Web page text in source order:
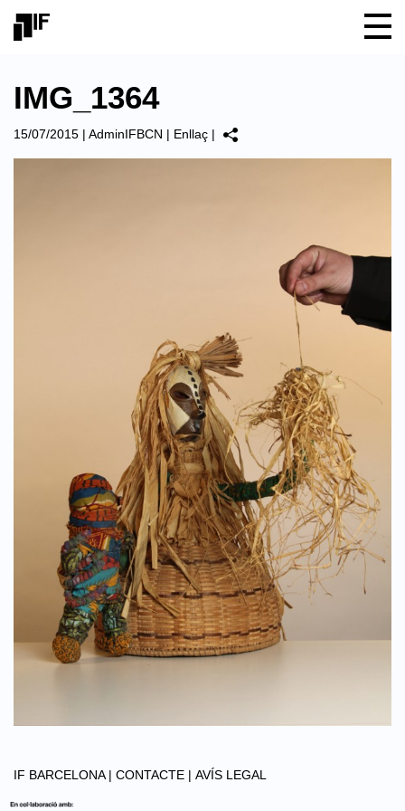
IMG_1364
15/07/2015 | AdminIFBCN | Enllaç |
IF BARCELONA | CONTACTE | AVÍS LEGAL